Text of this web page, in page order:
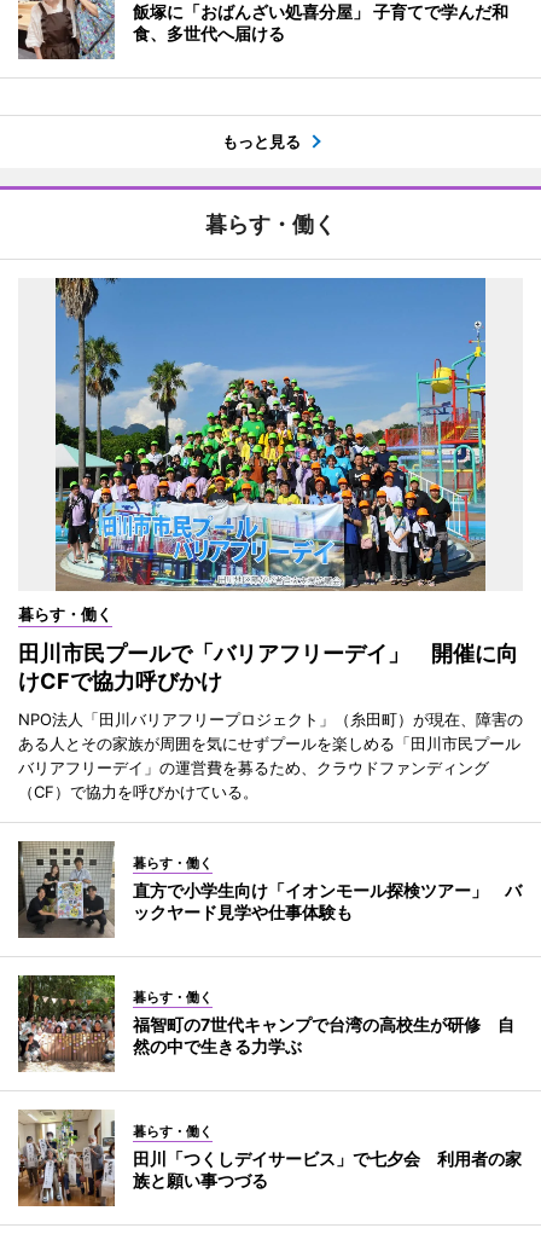
飯塚に「おばんざい処喜分屋」 子育てで学んだ和
食、多世代へ届ける
もっと見る
暮らす・働く
暮らす・働く
田川市民プールで「バリアフリーデイ」 開催に向
けCFで協力呼びかけ
NPO法人「田川バリアフリープロジェクト」（糸田町）が現在、障害の
ある人とその家族が周囲を気にせずプールを楽しめる「田川市民プール
バリアフリーデイ」の運営費を募るため、クラウドファンディング
（CF）で協力を呼びかけている。
暮らす・働く
直方で小学生向け「イオンモール探検ツアー」 バ
ックヤード見学や仕事体験も
暮らす・働く
福智町の7世代キャンプで台湾の高校生が研修 自
然の中で生きる力学ぶ
暮らす・働く
田川「つくしデイサービス」で七夕会 利用者の家
族と願い事つづる